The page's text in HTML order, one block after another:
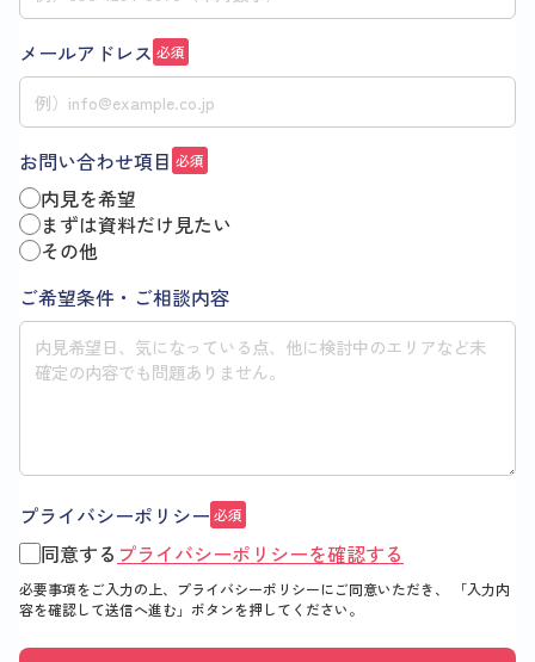
メールアドレス 必須
お問い合わせ項目 必須
内見を希望
まずは資料だけ見たい
その他
ご希望条件・ご相談内容
プライバシーポリシー 必須
同意する プライバシーポリシーを確認する
必要事項をご入力の上、プライバシーポリシーにご同意いただき、
「入力内
容を確認して送信へ進む」 ボタンを押してください。